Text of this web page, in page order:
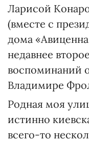
Ларисой
(вместе с
дома
недавнее
воспоминаний
Владимире
Родная моя
истинно
всего-то